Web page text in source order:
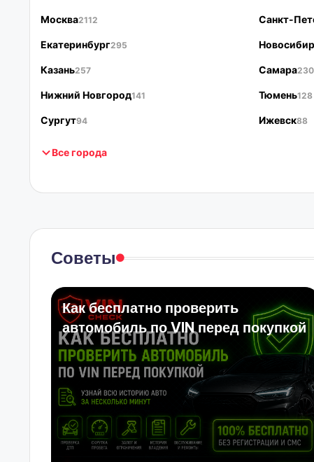
Москва2112 Санкт-
Екатеринбург295
Казань257 Самара230
Нижний Новгород141 Тюмень128
Сургут94 Ижевск88
Все города
Советы
Как бесплатно проверить
автомобиль по VIN перед покупкой